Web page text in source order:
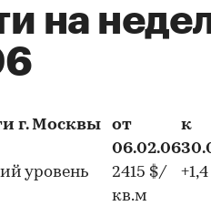
на
г. Москвы
от
06.02.06
к
уровень
2415 $/
кв.м